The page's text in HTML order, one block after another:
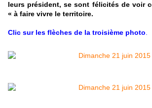
leurs président, se sont félicités de voir
« à faire vivre le territoire.
Clic sur les flèches de la troisième photo